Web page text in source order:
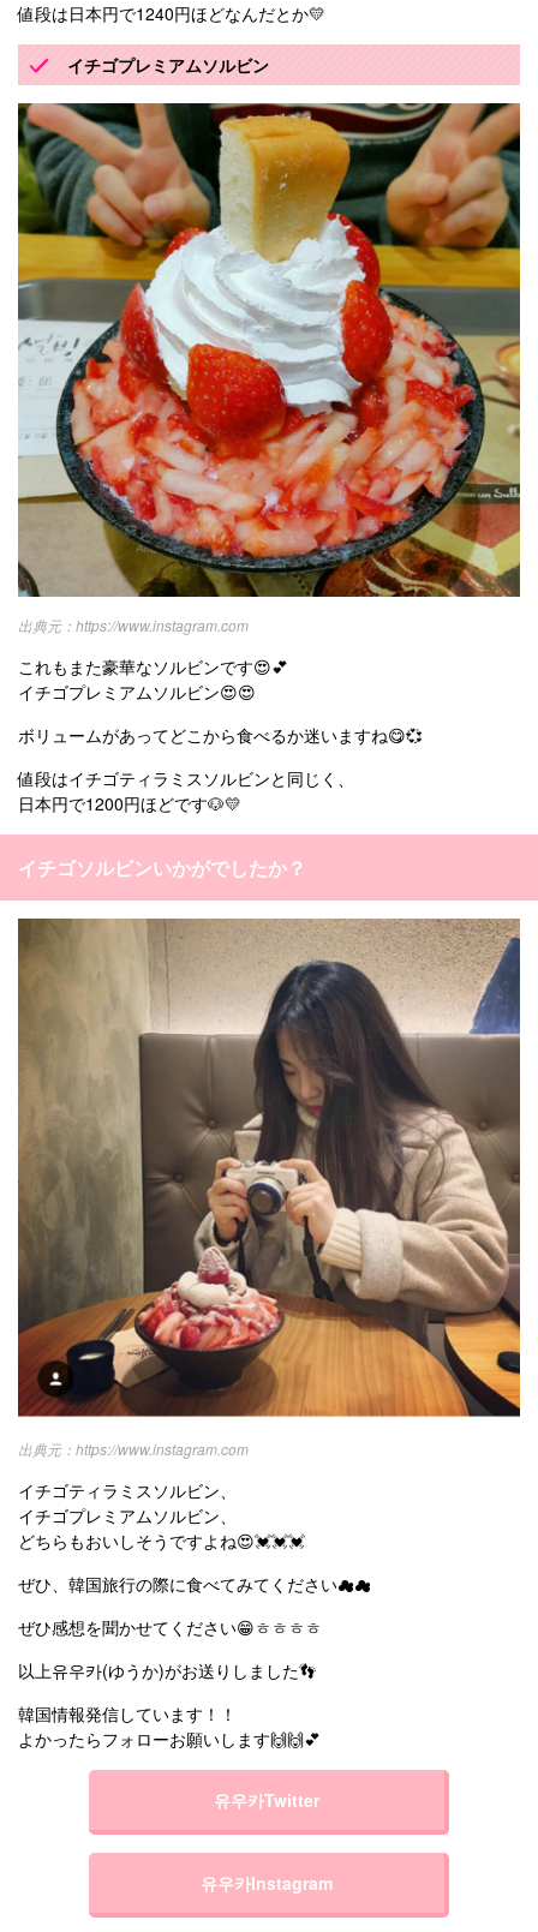
値段は日本円で1240円ほどなんだとか💛
イチゴプレミアムソルビン
https://www.instagram.com
これもまた豪華なソルビンです😍💕
イチゴプレミアムソルビン😍😍
ボリュームがあってどこから食べるか迷いますね😋💞
値段はイチゴティラミスソルビンと同じく、
日本円で1200円ほどです🐶💛
イチゴソルビンいかがでしたか？
https://www.instagram.com
イチゴティラミスソルビン、
イチゴプレミアムソルビン、
どちらもおいしそうですよね😍💓💓💓
ぜひ、韓国旅行の際に食べてみてください☁☁
ぜひ感想を聞かせてください😁ㅎㅎㅎㅎ
以上유우카(ゆうか)がお送りしました👣
韓国情報発信しています！！
よかったらフォローお願いします🙌🙌💕
유우카Twitter
유우카Instagram